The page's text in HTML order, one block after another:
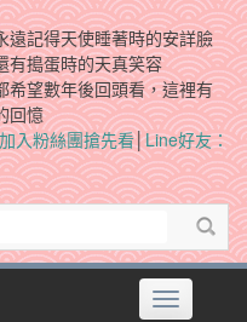
遠記得天使睡著時的安詳臉
有搗蛋時的天真笑容
希望數年後回頭看，這裡有
回憶
加入粉絲團搶先看│Line好友：
Toggle
navigation